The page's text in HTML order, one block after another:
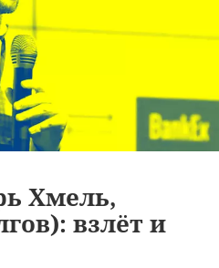
Хмель,
взлёт и